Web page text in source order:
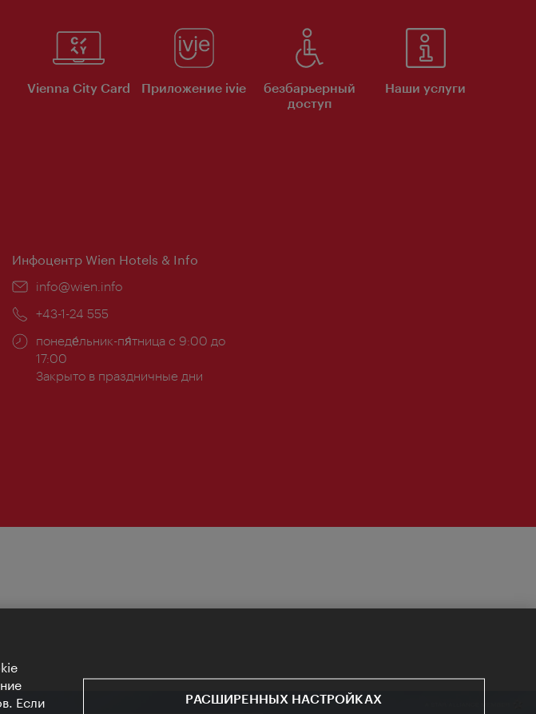
Vienna City Card Приложение ivie
безбарьерный
доступ
Наши услуги
Инфоцентр Wien Hotels & Info
Эл.
info@wien.info
Телефон:
+43-1-24 555
Часы
работы:
понеде́льник-пя́тница с 9:00 до
17:00
Закрыто в праздничные дни
Если
РАСШИРЕННЫХ НАСТРОЙКАХ